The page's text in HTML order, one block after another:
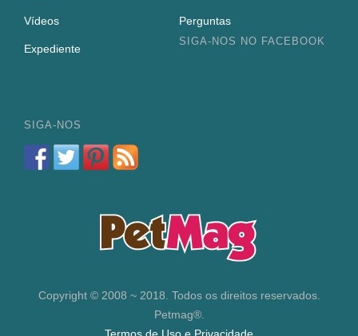
Vídeos Perguntas
Expediente
SIGA-NOS NO FACEBOOK
SIGA-NOS
Copyright © 2008 ~ 2018. Todos os direitos reservados.
Petmag®.